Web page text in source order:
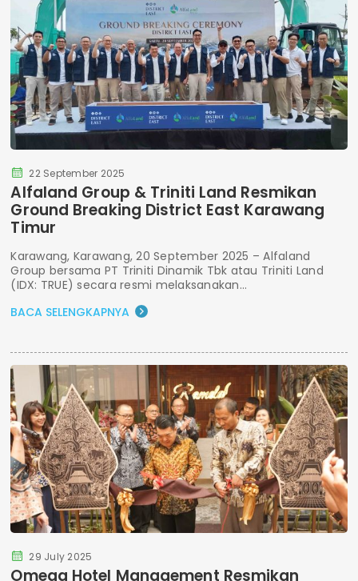
22 September 2025
Alfaland Group & Triniti Land Resmikan
Ground Breaking District East Karawang
Timur
Karawang, Karawang, 20 September 2025 – Alfaland
Group bersama PT Triniti Dinamik Tbk atau Triniti Land
(IDX: TRUE) secara resmi melaksanakan...
BACA SELENGKAPNYA
29 July 2025
Omega Hotel Management Resmikan